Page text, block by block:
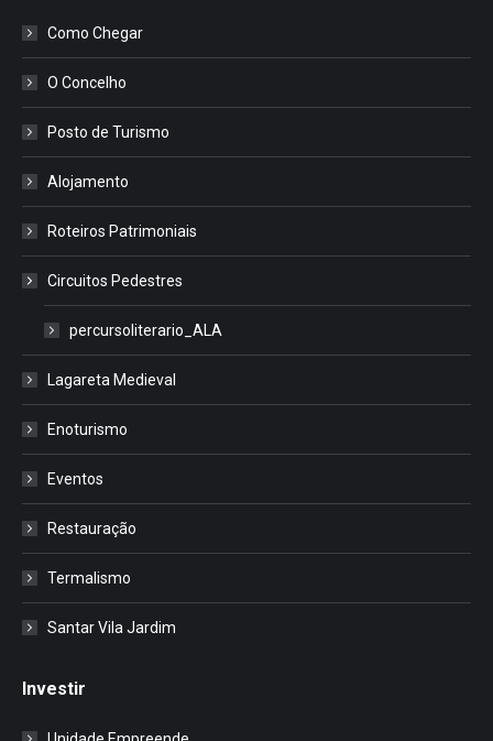
Como Chegar
O Concelho
Posto de Turismo
Alojamento
Roteiros Patrimoniais
Circuitos Pedestres
percursoliterario_ALA
Lagareta Medieval
Enoturismo
Eventos
Restauração
Termalismo
Santar Vila Jardim
Investir